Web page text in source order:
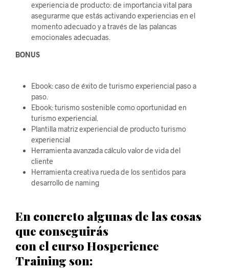
experiencia de producto: de importancia vital para
asegurarme que estás activando experiencias en el
momento adecuado y a través de las palancas
emocionales adecuadas.
BONUS
Ebook: caso de éxito de turismo experiencial paso a
paso.
Ebook: turismo sostenible como oportunidad en
turismo experiencial.
Plantilla matriz experiencial de producto turismo
experiencial
Herramienta avanzada cálculo valor de vida del
cliente
Herramienta creativa rueda de los sentidos para
desarrollo de naming
En concreto algunas de las cosas
que conseguirás
con el curso Hosperience
Training son: